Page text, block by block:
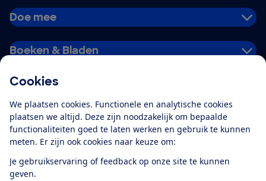
Cookies
We plaatsen cookies. Functionele en analytische cookies
plaatsen we altijd. Deze zijn noodzakelijk om bepaalde
functionaliteiten goed te laten werken en gebruik te kunnen
meten. Er zijn ook cookies naar keuze om:
Je gebruikservaring of feedback op onze site te kunnen
geven.
Doe mee
Boeken & Bladen
Alles over de
app